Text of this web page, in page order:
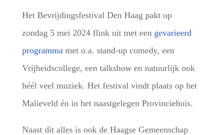
Het Bevrijdingsfestival Den Haag pakt op
zondag 5 mei 2024 flink uit met eengevarieerd
programmamet o.a. stand-up comedy, een
Vrijheidscollege, een talkshow en natuurlijk ook
héél veel muziek. Het festival vindt plaats op het
Malieveld én in het naastgelegen Provinciehuis.
Naast dit alles is ook de Haagse Gemeenschap